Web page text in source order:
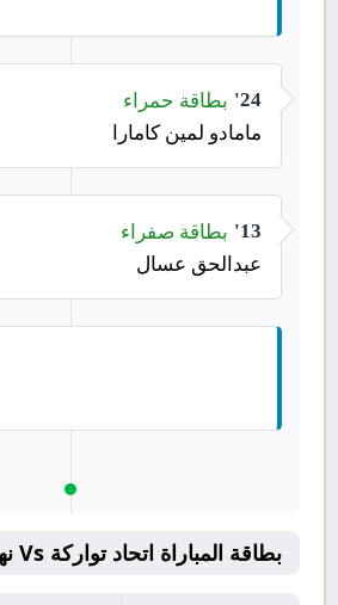
24' بطاقة حمراء
مامادو لمين كامارا
13'
بطاقة صفراء
عبدالحق عسال
بطاقة المباراة اتحاد تواركة Vs نهضة بركان